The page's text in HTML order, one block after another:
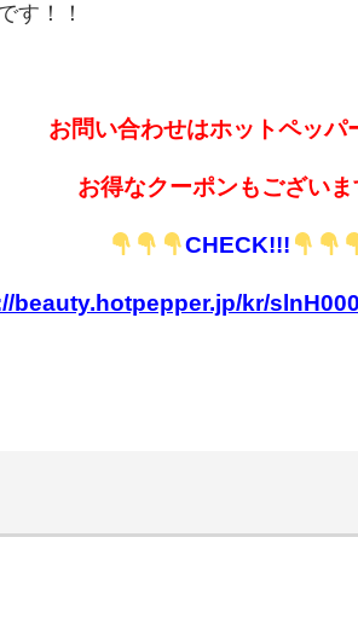
す！！
お問い合わせはホットペッパ
お得なクーポンもございま
CHECK!!!
beauty.hotpepper.jp/kr/